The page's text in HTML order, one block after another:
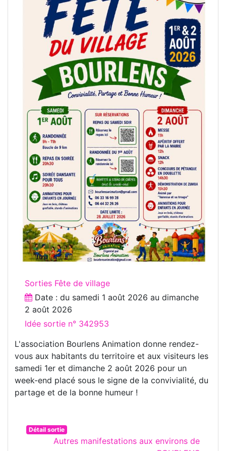
Sorties Fête de village
Date : du samedi 1 août 2026 au dimanche
2 août 2026
Idée sortie n° 342953
L'association Bourlens Animation donne rendez-
vous aux habitants du territoire et aux visiteurs les
samedi 1er et dimanche 2 août 2026 pour un
week-end placé sous le signe de la convivialité, du
partage et de la bonne humeur !
Détail sortie
Autres manifestations aux environs de